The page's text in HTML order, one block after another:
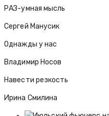
РАЗ-умная мысль
Сергей Манусик
Однажды у нас
Владимир Носов
Навести резкость
Ирина Смилина